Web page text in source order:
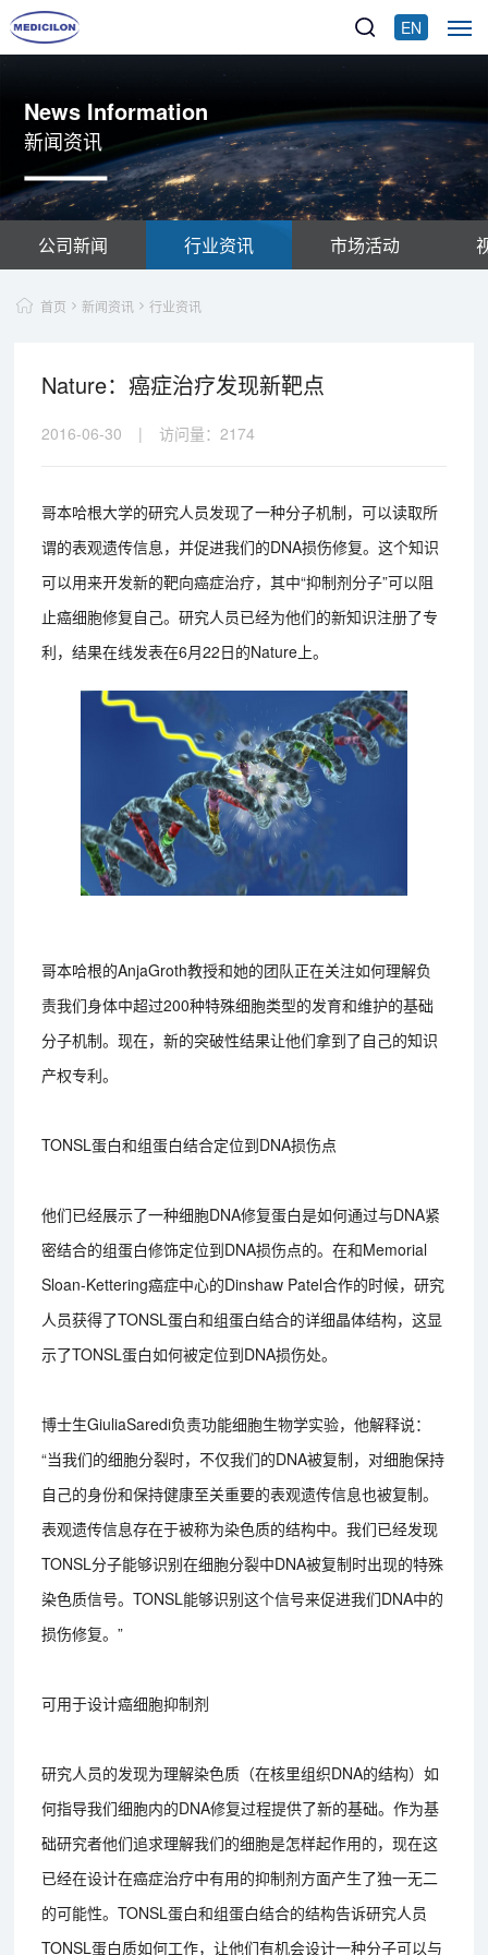
EN
News Information
新闻资讯
公司新闻 行业资讯 市场活动
首页 新闻资讯 行业资讯
Nature：癌症治疗发现新靶点
2016-06-30 | 访问量： 2174
哥本哈根大学的研究人员发现了一种分子机制，可以读取所
谓的表观遗传信息，并促进我们的DNA损伤修复。这个知识
可以用来开发新的靶向癌症治疗，其中“抑制剂分子”可以阻
止癌细胞修复自己。研究人员已经为他们的新知识注册了专
利，结果在线发表在6月22日的Nature上。
哥本哈根的AnjaGroth教授和她的团队正在关注如何理解负
责我们身体中超过200种特殊细胞类型的发育和维护的基础
分子机制。现在，新的突破性结果让他们拿到了自己的知识
产权专利。
TONSL蛋白和组蛋白结合定位到DNA损伤点
他们已经展示了一种细胞DNA修复蛋白是如何通过与DNA紧
密结合的组蛋白修饰定位到DNA损伤点的。在和Memorial
Sloan-Kettering癌症中心的Dinshaw Patel合作的时候，研究
人员获得了TONSL蛋白和组蛋白结合的详细晶体结构，这显
示了TONSL蛋白如何被定位到DNA损伤处。
博士生GiuliaSaredi负责功能细胞生物学实验，他解释说：
“当我们的细胞分裂时，不仅我们的DNA被复制，对细胞保持
自己的身份和保持健康至关重要的表观遗传信息也被复制。
表观遗传信息存在于被称为染色质的结构中。我们已经发现
TONSL分子能够识别在细胞分裂中DNA被复制时出现的特殊
染色质信号。TONSL能够识别这个信号来促进我们DNA中的
损伤修复。”
可用于设计癌细胞抑制剂
研究人员的发现为理解染色质（在核里组织DNA的结构）如
何指导我们细胞内的DNA修复过程提供了新的基础。作为基
础研究者他们追求理解我们的细胞是怎样起作用的，现在这
已经在设计在癌症治疗中有用的抑制剂方面产生了独一无二
的可能性。TONSL蛋白和组蛋白结合的结构告诉研究人员
TONSL蛋白质如何工作，让他们有机会设计一种分子可以与